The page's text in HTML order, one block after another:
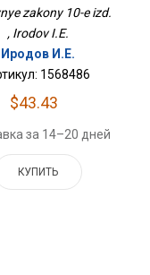
zakony 10-e izd.
, Irodov I.E.
Иродов И.Е.
1568486
$43.43
за 14–20 дней
КУПИТЬ